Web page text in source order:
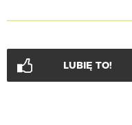
LUBIĘ TO!